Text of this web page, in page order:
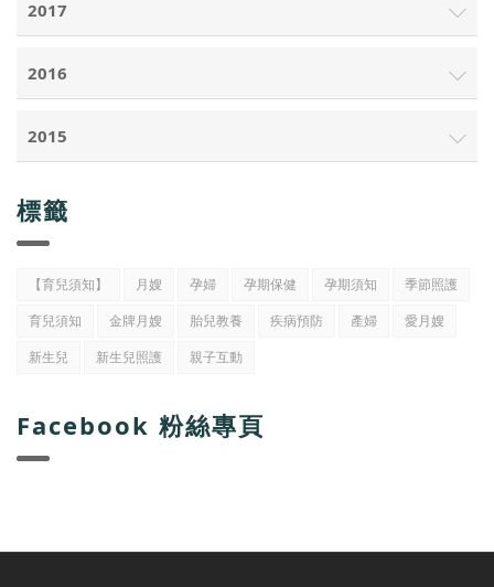
2017
2016
2015
標籤
【育兒須知】 月嫂 孕婦 孕期保健 孕期須知
季節照護
育兒須知
金牌月嫂 胎兒教養 疾病預防 產婦
愛月嫂
新生兒
新生兒照護 親子互動
Facebook 粉絲專頁